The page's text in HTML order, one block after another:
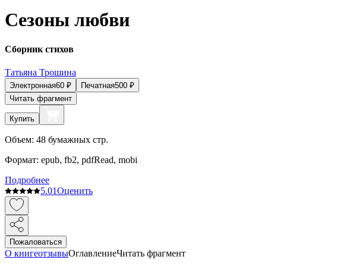
Сезоны любви
Сборник стихов
Татьяна Трошина
Электронная60 ₽ Печатная500 ₽
Читать фрагмент
Купить
Объем: 48 бумажных стр.
Формат: epub, fb2, pdfRead, mobi
Подробнее
5.01Оценить
Пожаловаться
О книгеотзывыОглавлениеЧитать фрагмент